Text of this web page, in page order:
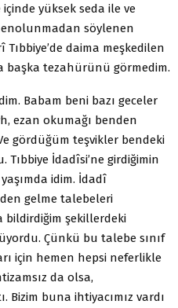
yüksek seda ile ve
söylenen
daima meşkedilen
başka tezahürünü görmedim.
Babam beni bazı geceler
ezan okumağı benden
gördüğüm teşvikler bendeki
Tıbbiye İdadîsi’ne girdiğimin
idim. İdadî
gelme talebeleri
bildirdiğim şekillerdeki
Çünkü bu talebe sınıf
için hemen hepsi neferlikle
da olsa,
Bizim buna ihtiyacımız vardı